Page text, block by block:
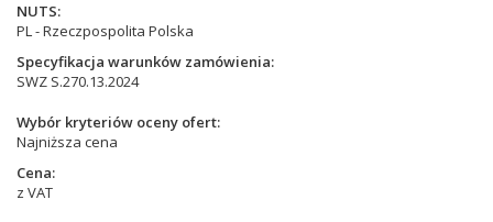
NUTS
PL - Rzeczpospolita Polska
Specyfikacja warunków zamówienia
SWZ S.270.13.2024
Wybór kryteriów oceny ofert
Najniższa cena
Cena
z VAT